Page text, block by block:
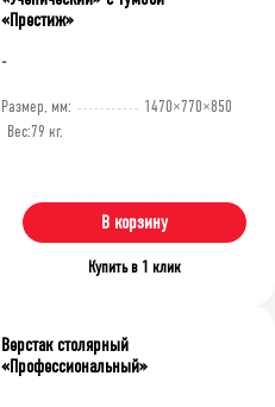
-
«Престиж»
Размер, мм:
1470×770×850
Вес:79 кг.
В корзину
Купить в 1 клик
Верстак столярный
«Профессиональный»